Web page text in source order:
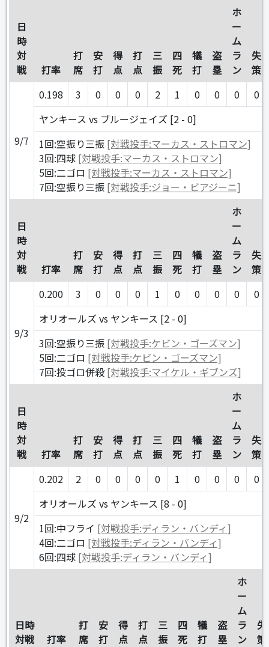
日
時
対
戦
打率
打
席
安
打
得
点
打
点
三
振
四
死
犠
打
盗
塁
ホ
ー
ム
ラ
ン
失
策
9/7
0.198 3 0 0 0 2 1 0 0 0
0
ヤンキース vs ブルージェイズ [2 - 0]
1回:空振り三振 [対戦投手:マーカス・ストロマン]
3回:四球 [対戦投手:マーカス・ストロマン]
5回:二ゴロ [対戦投手:マーカス・ストロマン]
7回:空振り三振 [対戦投手:ジョー・ビアジーニ]
日
時
対
戦
打率
打
席
安
打
得
点
打
点
三
振
四
死
犠
打
盗
塁
ホ
ー
ム
ラ
ン
失
策
9/3
0.200 3 0 0 0 1 0 0 0 0
0
オリオールズ vs ヤンキース [2 - 0]
3回:空振り三振 [対戦投手:ケビン・ゴーズマン]
5回:二ゴロ [対戦投手:ケビン・ゴーズマン]
7回:投ゴロ併殺 [対戦投手:マイケル・ギブンズ]
日
時
対
戦
打率
打
席
安
打
得
点
打
点
三
振
四
死
犠
打
盗
塁
ホ
ー
ム
ラ
ン
失
策
9/2
0.202 2 0 0 0 0 1 0 0 0
0
オリオールズ vs ヤンキース [8 - 0]
1回:中フライ [対戦投手:ディラン・バンディ]
4回:二ゴロ [対戦投手:ディラン・バンディ]
6回:四球 [対戦投手:ディラン・バンディ]
日時
対戦
打率
打
席
安
打
得
点
打
点
三
振
四
死
犠
打
盗
塁
ホ
ー
ム
ラ
ン
失
策